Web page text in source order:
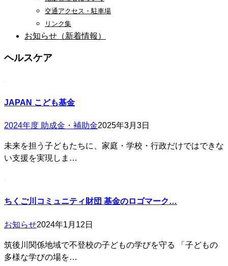
交通アクセス・駐車場
リンク集
お知らせ（新着情報）
ヘルスケア
JAPAN こども基金
2024年度 助成金・補助金2025年3月3日
未来を担う子どもたちに、家庭・学校・行政だけではできな
い支援を実現しま…
ちくご川コミュニティ財団 基金のロゴマーク…
お知らせ2024年1月12日
筑後川関係地域で不登校の子どもの学びを守る 「子どもの
多様な学びの場を…